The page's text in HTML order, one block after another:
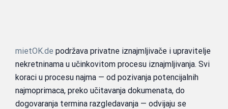
mietOK.de podržava privatne iznajmljivače i upravitelje
nekretninama u učinkovitom procesu iznajmljivanja. Svi
koraci u procesu najma — od pozivanja potencijalnih
najmoprimaca, preko učitavanja dokumenata, do
dogovaranja termina razgledavanja — odvijaju se